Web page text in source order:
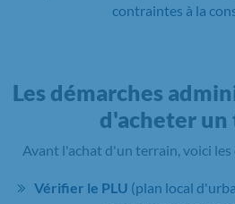
contraintes à la
Les démarches
d'acheter un
Avant l'achat d'un terrain, voici les
Vérifier le PLU (plan local